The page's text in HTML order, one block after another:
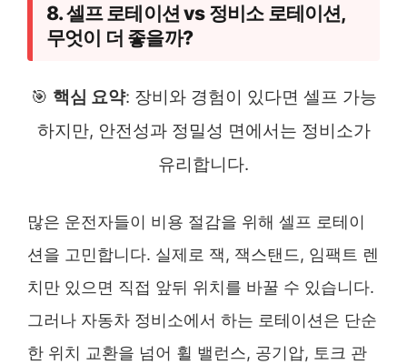
8. 셀프 로테이션 vs 정비소 로테이션,
무엇이 더 좋을까?
🎯 핵심 요약: 장비와 경험이 있다면 셀프 가능
하지만, 안전성과 정밀성 면에서는 정비소가
유리합니다.
많은 운전자들이 비용 절감을 위해 셀프 로테이
션을 고민합니다. 실제로 잭, 잭스탠드, 임팩트 렌
치만 있으면 직접 앞뒤 위치를 바꿀 수 있습니다.
그러나 자동차 정비소에서 하는 로테이션은 단순
한 위치 교환을 넘어 휠 밸런스, 공기압, 토크 관